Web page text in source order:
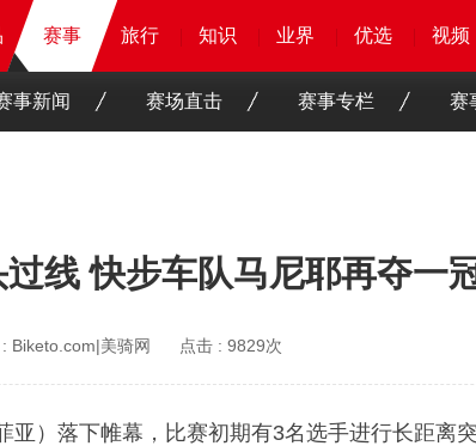
旅行 知识 业界 优选 骑客
赛事 旅行 知识 业界 优选 骑客
赛事 旅行 知识 业界 优选 视频
赛事 旅行 知识 业界 优选 视频
事新闻 赛场直击 赛事专栏 赛
线 快步车队马尼耶再夺一
Biketo.com|美骑网 点击 : 9829次
）落下帷幕，比赛初期有3名选手进行长距离